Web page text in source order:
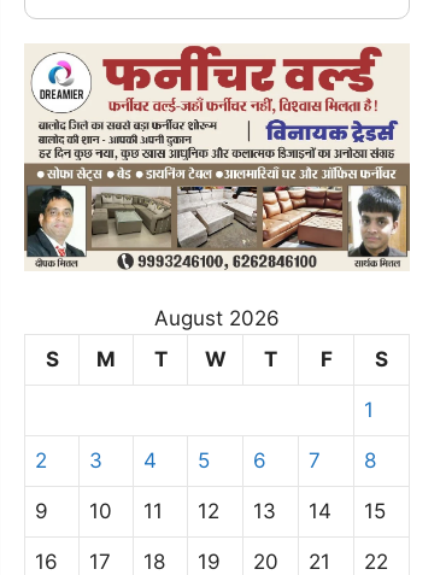
August 2026
S
M T W T F S
1
2 3 4 5 6 7 8
9 10 11 12 13 14 15
16 17 18 19 20 21 22